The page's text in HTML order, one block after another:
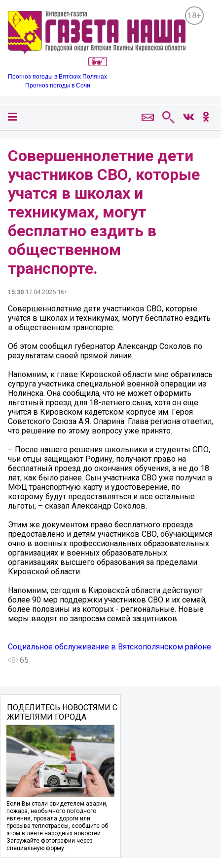
18+
Прогноз погоды в Вятских Полянах
Прогноз погоды в Сочи
Совершеннолетние дети
участников СВО, которые
учатся в школах и
техникумах, могут
бесплатно ездить в
общественном
транспорте.
15:30 17.04.2026 16+
Совершеннолетние дети участников СВО, которые
учатся в школах и техникумах, могут бесплатно ездить
в общественном транспорте.
Об этом сообщил губернатор Александр Соколов по
результатам своей прямой линии.
Напомним, к главе Кировской области мне обратилась
супруга участника специальной военной операции из
Нолинска. Она сообщила, что не может оформить
льготный проезд для 18-летнего сына, хотя он еще
учится в Кировском кадетском корпусе им. Героя
Советского Союза А.Я. Опарина. Глава региона ответил,
что решение по этому вопросу уже принято.
– После нашего решения школьники и студенты СПО,
чьи отцы защищают Родину, получают право на
бесплатный проезд до окончания обучения, а не до 18
лет, как было ранее. Сын участника СВО уже получил в
МФЦ транспортную карту и удостоверение, по
которому будут предоставляться и все остальные
льготы, – сказал Александр Соколов.
Этим же документом право бесплатного проезда
предоставлено и детям участников СВО, обучающимся
очно в военных профессиональных образовательных
организациях и военных образовательных
организациях высшего образования за пределами
Кировской области.
Напомним, сегодня в Кировской области действуют
более 90 мер поддержки участников СВО и их семей,
более половины из которых - региональные. Новые
меры вводят по запросам семей защитников.
Социальное обслуживание в Вятскополянском районе
65
ПОДЕЛИТЕСЬ НОВОСТЯМИ С
ЖИТЕЛЯМИ ГОРОДА
Если Вы стали свидетелем аварии,
пожара, необычного погодного
явления, провала дороги или
прорыва теплотрассы, сообщите об
этом в ленте народных новостей.
Загружайте фотографии через
специальную форму.